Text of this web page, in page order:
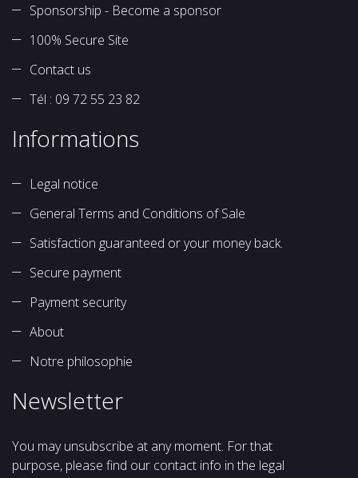
Sponsorship - Become a sponsor
100% Secure Site
Contact us
Tél : 09 72 55 23 82
Informations
Legal notice
General Terms and Conditions of Sale
Satisfaction guaranteed or your money back.
Secure payment
Payment security
About
Notre philosophie
Newsletter
You may unsubscribe at any moment. For that
purpose, please find our contact info in the legal